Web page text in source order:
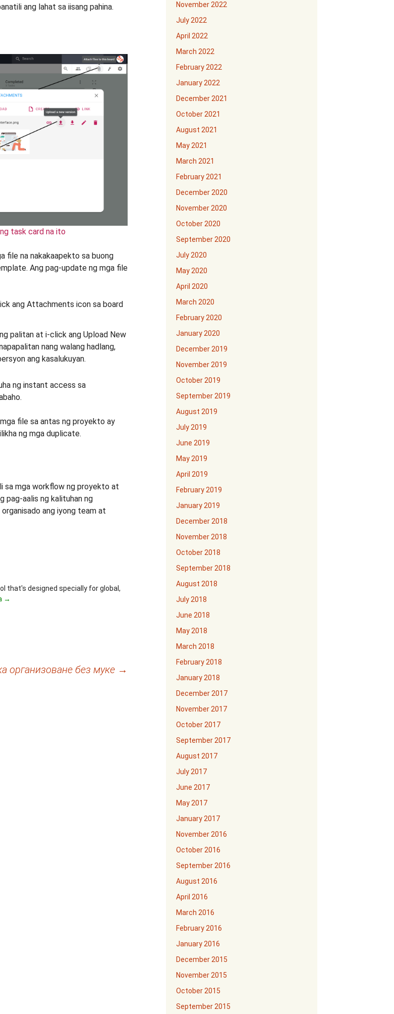
ang lahat sa iisang pahina.
task card na ito
file na nakakaapekto sa buong
Ang pag-update ng mga file
ang Attachments icon sa board
palitan at i-click ang Upload New
nang walang hadlang,
ang kasalukuyan.
ng instant access sa
file sa antas ng proyekto ay
ng mga duplicate.
sa mga workflow ng proyekto at
pag-aalis ng kalituhan ng
ang iyong team at
that's designed specially for global,
→
организоване без муке →
November 2022
July 2022
April 2022
March 2022
February 2022
January 2022
December 2021
October 2021
August 2021
May 2021
March 2021
February 2021
December 2020
November 2020
October 2020
September 2020
July 2020
May 2020
April 2020
March 2020
February 2020
January 2020
December 2019
November 2019
October 2019
September 2019
August 2019
July 2019
June 2019
May 2019
April 2019
February 2019
January 2019
December 2018
November 2018
October 2018
September 2018
August 2018
July 2018
June 2018
May 2018
March 2018
February 2018
January 2018
December 2017
November 2017
October 2017
September 2017
August 2017
July 2017
June 2017
May 2017
January 2017
November 2016
October 2016
September 2016
August 2016
April 2016
March 2016
February 2016
January 2016
December 2015
November 2015
October 2015
September 2015